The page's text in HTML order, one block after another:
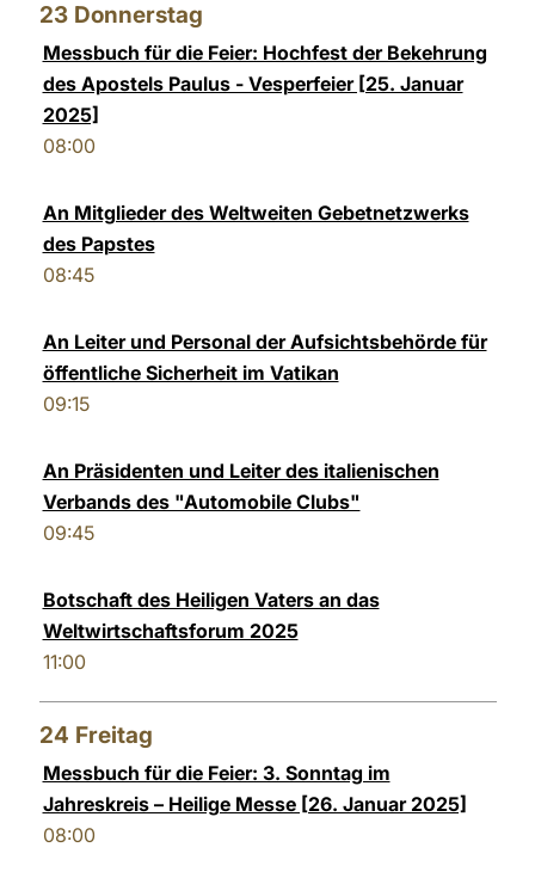
23 Donnerstag
Messbuch für die Feier: Hochfest der Bekehrung
des Apostels Paulus - Vesperfeier [25. Januar
2025]
08:00
An Mitglieder des Weltweiten Gebetnetzwerks
des Papstes
08:45
An Leiter und Personal der Aufsichtsbehörde für
öffentliche Sicherheit im Vatikan
09:15
An Präsidenten und Leiter des italienischen
Verbands des "Automobile Clubs"
09:45
Botschaft des Heiligen Vaters an das
Weltwirtschaftsforum 2025
11:00
24 Freitag
Messbuch für die Feier: 3. Sonntag im
Jahreskreis – Heilige Messe [26. Januar 2025]
08:00